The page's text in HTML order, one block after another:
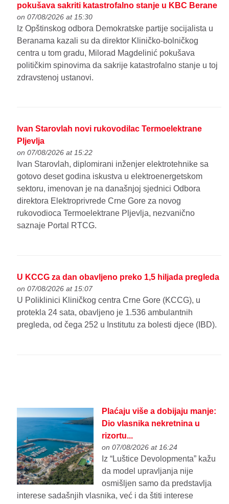
pokušava sakriti katastrofalno stanje u KBC Berane
on 07/08/2026 at 15:30
Iz Opštinskog odbora Demokratske partije socijalista u
Beranama kazali su da direktor Kliničko-bolničkog
centra u tom gradu, Milorad Magdelinić pokušava
političkim spinovima da sakrije katastrofalno stanje u toj
zdravstenoj ustanovi.
Ivan Starovlah novi rukovodilac Termoelektrane
Pljevlja
on 07/08/2026 at 15:22
Ivan Starovlah, diplomirani inženjer elektrotehnike sa
gotovo deset godina iskustva u elektroenergetskom
sektoru, imenovan je na današnjoj sjednici Odbora
direktora Elektroprivrede Crne Gore za novog
rukovodioca Termoelektrane Pljevlja, nezvanično
saznaje Portal RTCG.
U KCCG za dan obavljeno preko 1,5 hiljada pregleda
on 07/08/2026 at 15:07
U Poliklinici Kliničkog centra Crne Gore (KCCG), u
protekla 24 sata, obavljeno je 1.536 ambulantnih
pregleda, od čega 252 u Institutu za bolesti djece (IBD).
Plaćaju više a dobijaju manje:
Dio vlasnika nekretnina u
rizortu...
on 07/08/2026 at 16:24
Iz “Luštice Devolopmenta” kažu
da model upravljanja nije
osmišljen samo da predstavlja
interese sadašnjih vlasnika, već i da štiti interese